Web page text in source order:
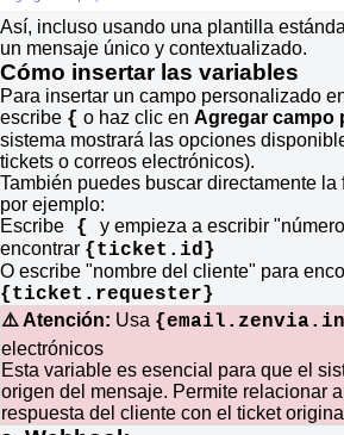
Así, incluso usando una plantilla
un mensaje único y contextualizado.
Cómo insertar las variables
Para insertar un campo personalizado
escribe { o haz clic en Agregar campo
sistema mostrará las opciones
tickets o correos electrónicos).
También puedes buscar directamente
por ejemplo:
Escribe
{
y empieza a escribir
encontrar {ticket.id}
O escribe "nombre del cliente" para
{ticket.requester}
⚠️ Atención: Usa
electrónicos
Esta variable es esencial para que el
origen del mensaje. Permite relacionar
respuesta del cliente con el ticket